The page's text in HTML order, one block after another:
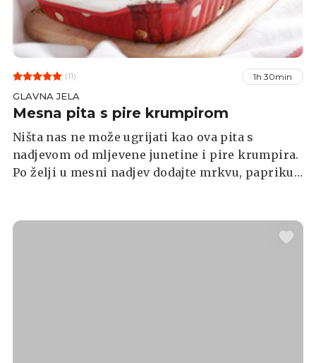
(11) 1h 30min
GLAVNA JELA
Mesna pita s pire krumpirom
Ništa nas ne može ugrijati kao ova pita s
nadjevom od mljevene junetine i pire krumpira.
Po želji u mesni nadjev dodajte mrkvu, papriku